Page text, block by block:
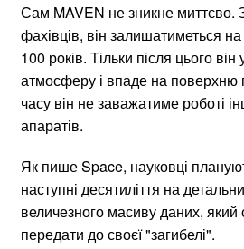
Сам MAVEN не зникне миттєво.
фахівців, він залишатиметься
100 років. Тільки після цього
атмосферу і впаде на поверхню
часу він не заважатиме роботі
апаратів.
Як пише Space, науковці
наступні десятиліття на
величезного масиву даних, який
передати до своєї "загибелі".